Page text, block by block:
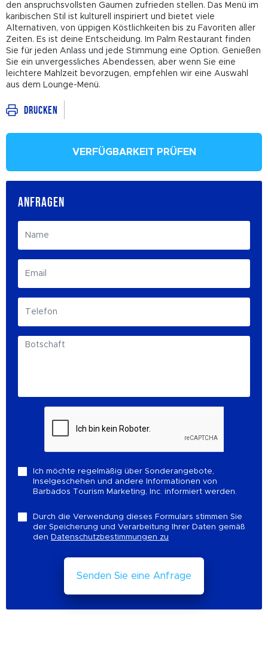
den anspruchsvollsten Gaumen zufrieden stellen. Das Menü im
karibischen Stil ist kulturell inspiriert und bietet viele
Alternativen, von üppigen Köstlichkeiten bis zu Favoriten aller
Zeiten. Es ist deine Entscheidung. Im Palm Restaurant finden
Sie für jeden Anlass und jede Stimmung eine Option. Genießen
Sie ein unvergessliches Abendessen, aber wenn Sie eine
leichtere Mahlzeit bevorzugen, empfehlen wir eine Auswahl
aus dem Lounge-Menü.
Drucken
VERFÜGBARKEIT PRÜFEN
ANFRAGEN
Ich möchte regelmäßig über Sonderangebote,
Inselgeschehen und andere Informationen von
Barbados Tourism Marketing, Inc. informiert werden.
Durch die Verwendung dieses Formulars stimmen Sie
der Speicherung und Verarbeitung Ihrer Daten gemäß
den Datenschutzbestimmungen zu